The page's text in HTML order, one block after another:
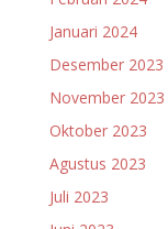
Januari 2024
Desember 2023
November 2023
Oktober 2023
Agustus 2023
Juli 2023